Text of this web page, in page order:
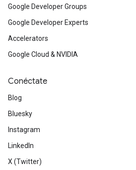
Google Developer Groups
Google Developer Experts
Accelerators
Google Cloud & NVIDIA
Conéctate
Blog
Bluesky
Instagram
LinkedIn
X (Twitter)